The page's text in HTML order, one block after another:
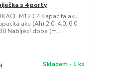
s 4 porty
M12 C4 Kapacita aku
aku (Ah) 2.0, 4.0, 6.0
Nabíjecí doba (m...
Skladem - 1 ks